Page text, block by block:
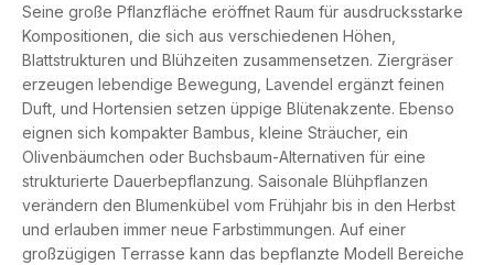
Seine große Pflanzfläche eröffnet Raum für ausdrucksstarke
Kompositionen, die sich aus verschiedenen Höhen,
Blattstrukturen und Blühzeiten zusammensetzen. Ziergräser
erzeugen lebendige Bewegung, Lavendel ergänzt feinen
Duft, und Hortensien setzen üppige Blütenakzente. Ebenso
eignen sich kompakter Bambus, kleine Sträucher, ein
Olivenbäumchen oder Buchsbaum-Alternativen für eine
strukturierte Dauerbepflanzung. Saisonale Blühpflanzen
verändern den Blumenkübel vom Frühjahr bis in den Herbst
und erlauben immer neue Farbstimmungen. Auf einer
großzügigen Terrasse kann das bepflanzte Modell Bereiche